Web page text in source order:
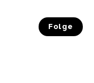
Folge